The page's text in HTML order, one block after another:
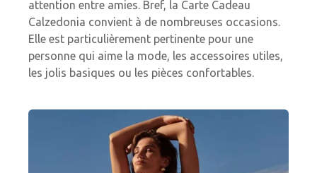
attention entre amies. Bref, la Carte Cadeau
Calzedonia convient à de nombreuses occasions.
Elle est particulièrement pertinente pour une
personne qui aime la mode, les accessoires utiles,
les jolis basiques ou les pièces confortables.